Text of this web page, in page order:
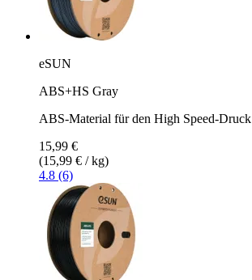
eSUN
ABS+HS Gray
ABS-Material für den High Speed-Druck
15,99 €
(15,99 € / kg)
4.8 (6)